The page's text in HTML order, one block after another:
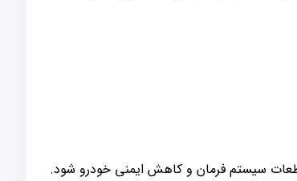
سیستم فرمان و کاهش ایمنی خودرو شود.